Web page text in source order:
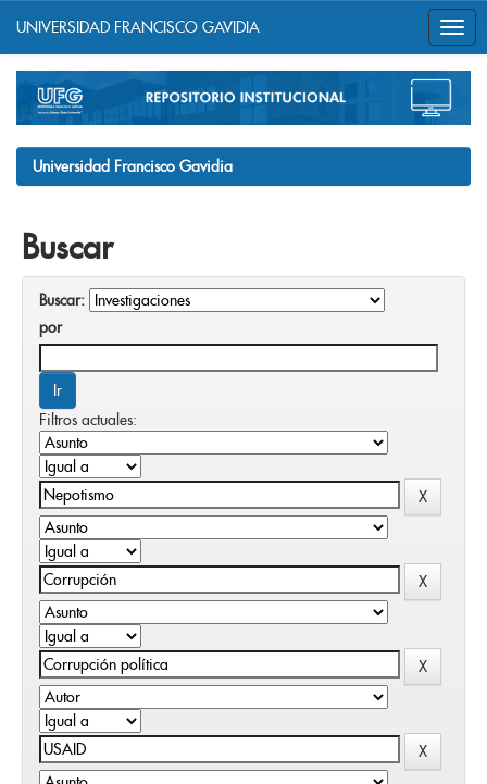
navigation
UNIVERSIDAD FRANCISCO GAVIDIA
Universidad Francisco Gavidia
Buscar
Buscar:
por
Filtros actuales: